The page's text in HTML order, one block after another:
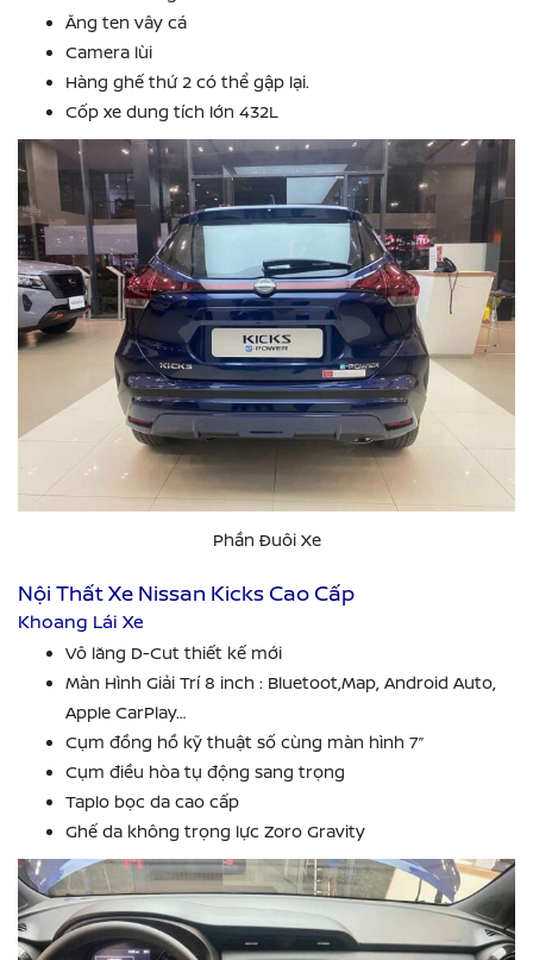
Ăng ten vây cá
Camera lùi
Hàng ghế thứ 2 có thể gập lại.
Cốp xe dung tích lớn 432L
Phần Đuôi Xe
Nội Thất Xe Nissan Kicks Cao Cấp
Khoang Lái Xe
Vô lăng D-Cut thiết kế mới
Màn Hình Giải Trí 8 inch : Bluetoot,Map, Android Auto,
Apple CarPlay…
Cụm đồng hồ kỹ thuật số cùng màn hình 7’’
Cụm điều hòa tụ động sang trọng
Taplo bọc da cao cấp
Ghế da không trọng lực Zoro Gravity